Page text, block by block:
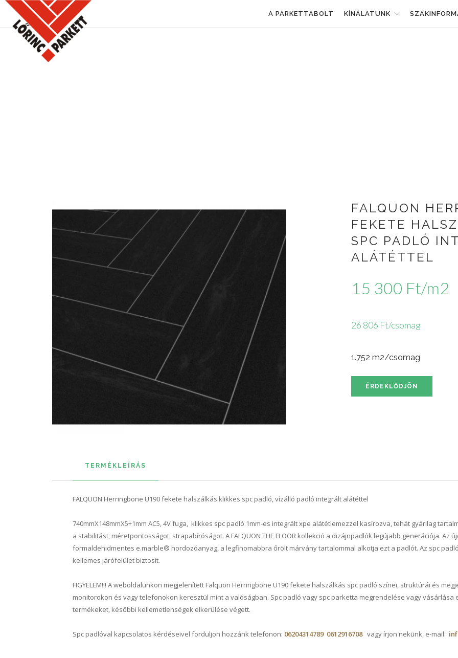
A PARKETTABOLT KÍNÁLATUNK
FALQUON
FEKETE
SPC PADLÓ
ALÁTÉTTEL
15 300 Ft/m2
26 806 Ft/csomag
1.752 m2/csomag
ÉRDEKLŐDJÖN
TERMÉKLEÍRÁS
FALQUON Herringbone U190 fekete halszálkás klikkes spc padló, vízálló padló integrált alátéttel
740mmX148mmX5+1mm AC5, 4V fuga, klikkes spc padló 1mm-es integrált xpe alátétlemezzel kasírozva, tehát gyárilag
a stabilitást, méretpontosságot, strapabíróságot. A FALQUON THE FLOOR kollekció a dizájnpadlók legújabb generációja.
formaldehidmentes e.marble® hordozóanyag, a legfinomabbra őrölt márvány tartalommal alkotja ezt a padlót. Az spc
kellemes járófelület biztosít.
FIGYELEM!!! A weboldalunkon megjelenített Falquon Herringbone U190 fekete halszálkás spc padló színei, struktúrái és
monitorokon és vagy telefonokon keresztül mint a valóságban. Spc padló vagy spc parketta megrendelése vagy
termékeket, későbbi kellemetlenségek elkerülése végett.
Spc padlóval kapcsolatos kérdéseivel forduljon hozzánk telefonon: 06204314789 0612916708vagy írjon nekünk, e-mail: